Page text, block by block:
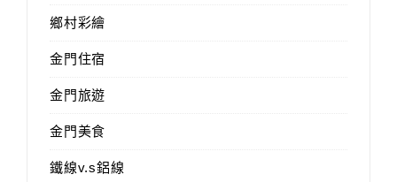
鄉村彩繪
金門住宿
金門旅遊
金門美食
鐵線v.s鋁線